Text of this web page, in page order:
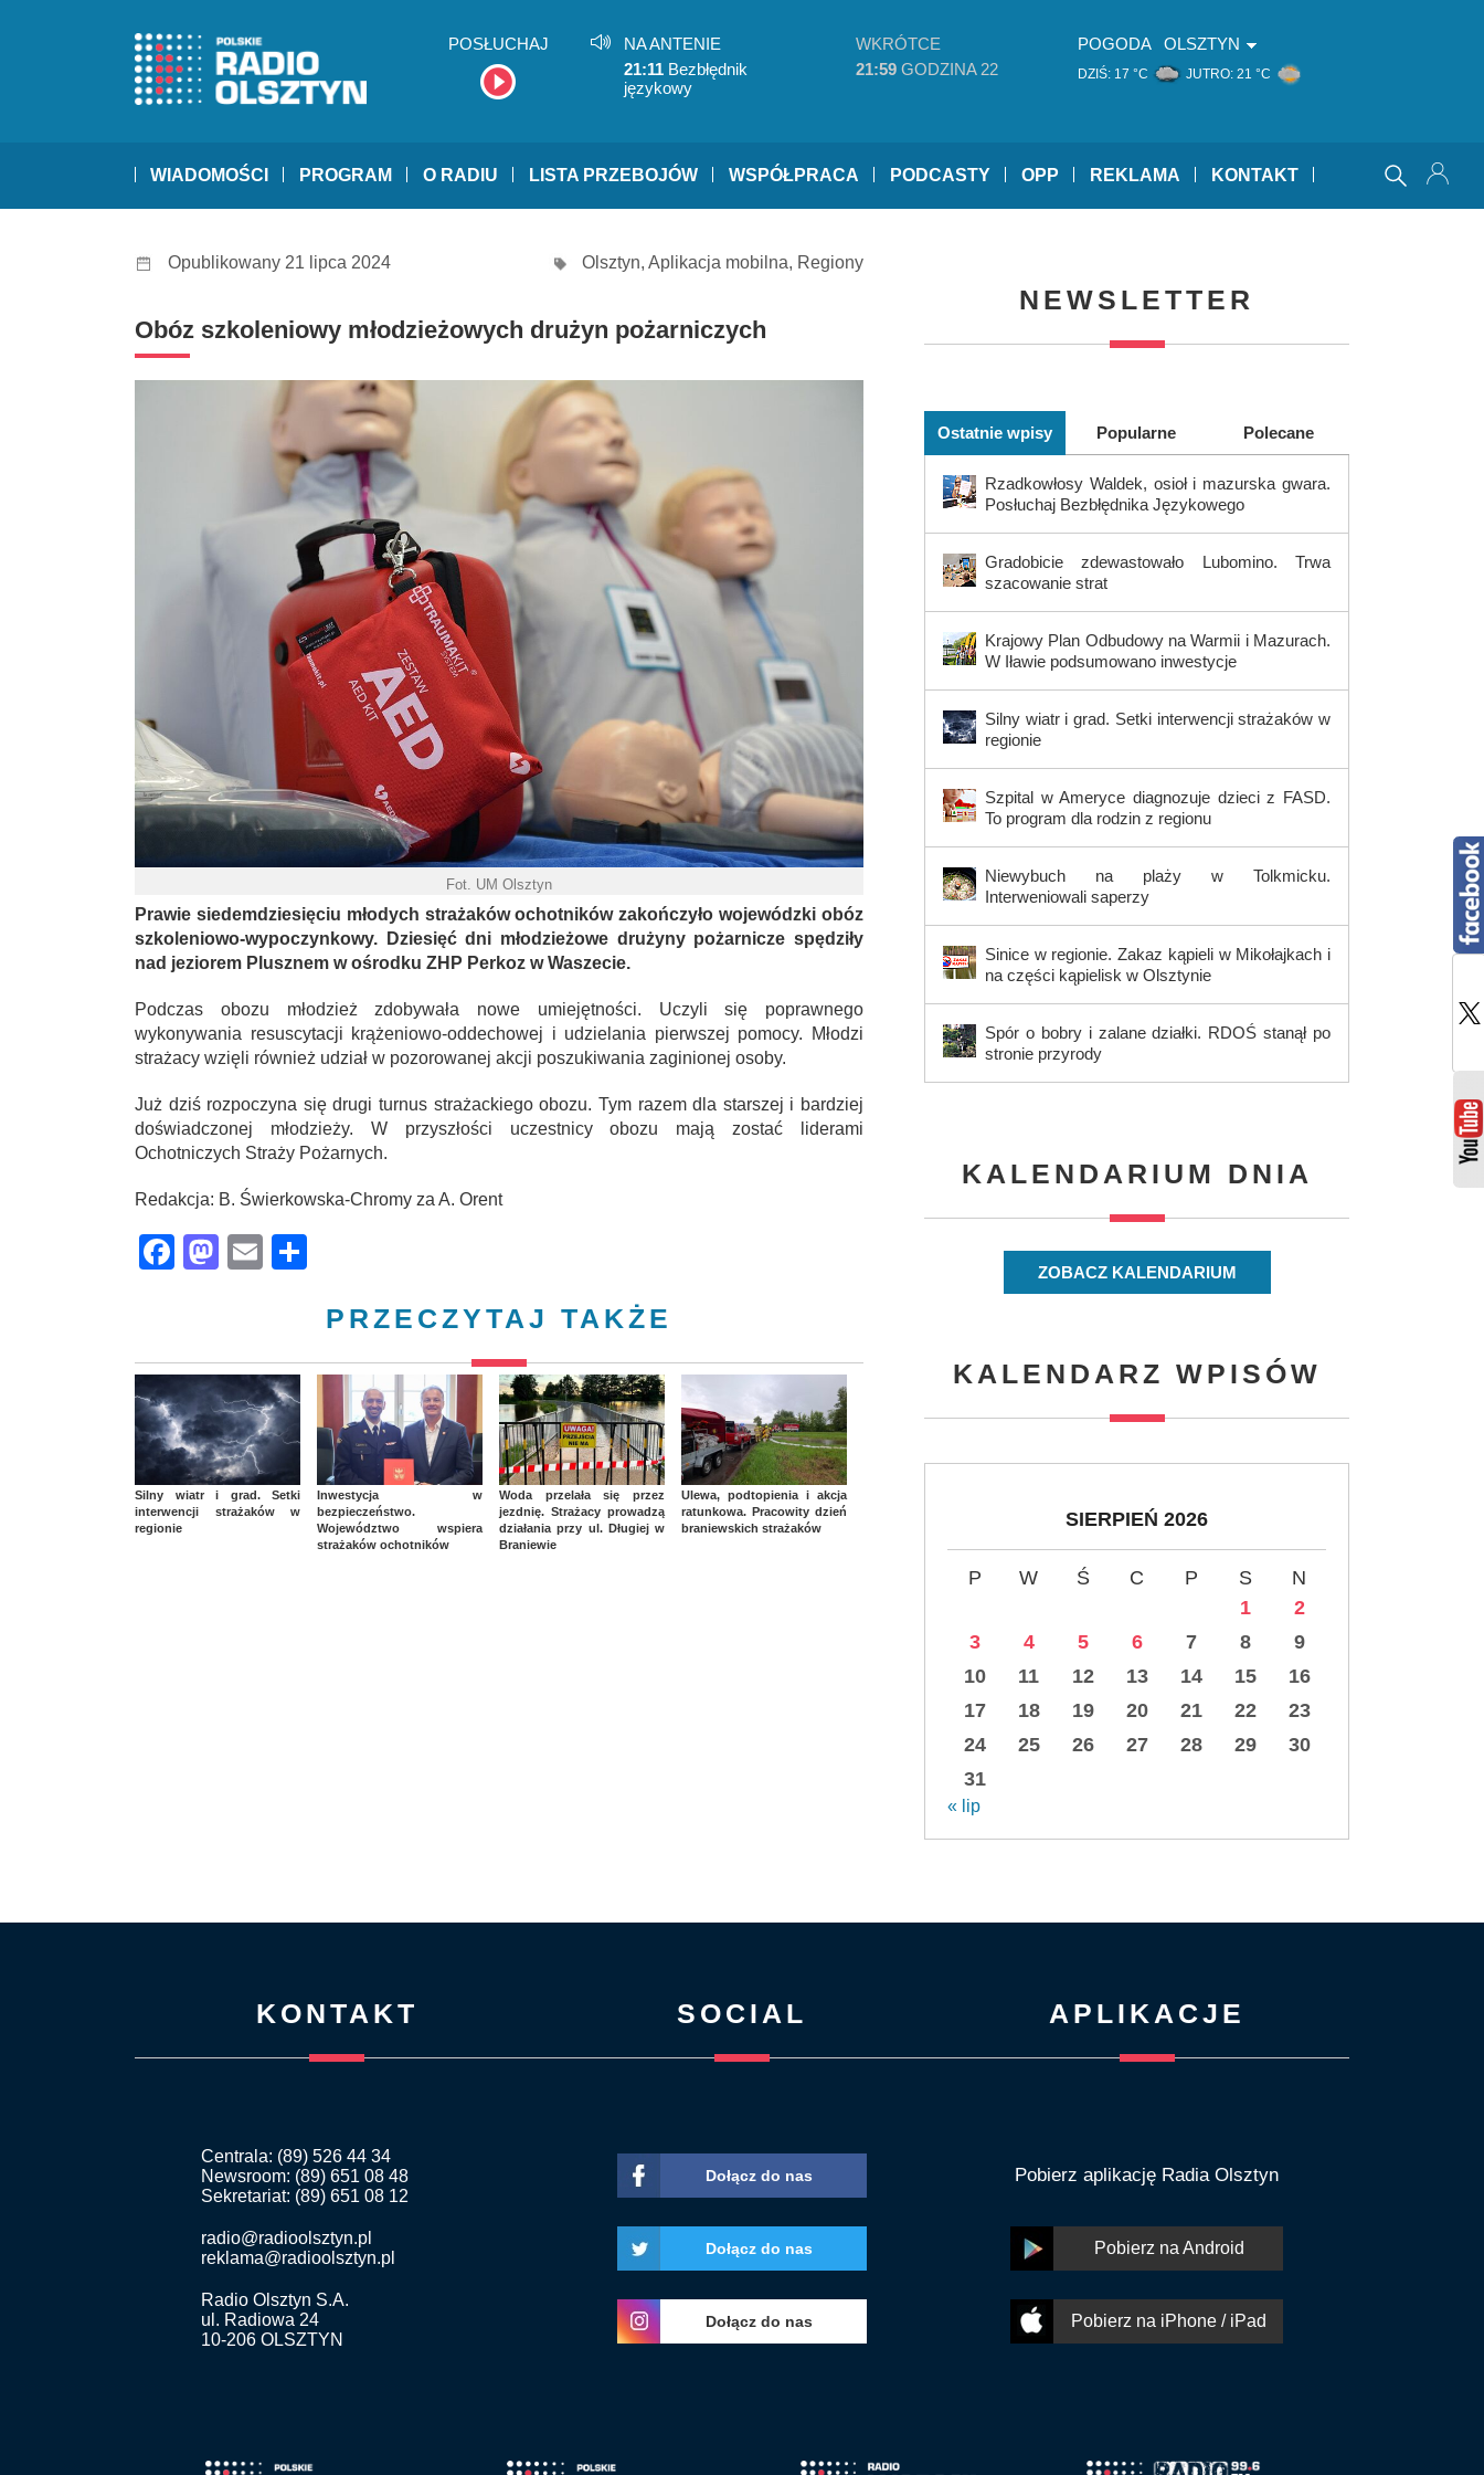
POSŁUCHAJ
NA ANTENIE
21:11 Bezbłędnik
językowy
WKRÓTCE
21:59 GODZINA 22
POGODA OLSZTYN
DZIŚ: 17 °C JUTRO: 21 °C
WIADOMOŚCI PROGRAM O RADIU LISTA PRZEBOJÓW WSPÓŁPRACA PODCASTY OPP REKLAMA KONTAKT
Opublikowany 21 lipca 2024 Olsztyn, Aplikacja mobilna, Regiony
Obóz szkoleniowy młodzieżowych drużyn pożarniczych
Fot. UM Olsztyn
Prawie siedemdziesięciu młodych strażaków ochotników zakończyło wojewódzki obóz
szkoleniowo-wypoczynkowy. Dziesięć dni młodzieżowe drużyny pożarnicze spędziły
nad jeziorem Plusznem w ośrodku ZHP Perkoz w Waszecie.
Podczas obozu młodzież zdobywała nowe umiejętności. Uczyli się poprawnego
wykonywania resuscytacji krążeniowo-oddechowej i udzielania pierwszej pomocy. Młodzi
strażacy wzięli również udział w pozorowanej akcji poszukiwania zaginionej osoby.
Już dziś rozpoczyna się drugi turnus strażackiego obozu. Tym razem dla starszej i bardziej
doświadczonej młodzieży. W przyszłości uczestnicy obozu mają zostać liderami
Ochotniczych Straży Pożarnych.
Redakcja: B. Świerkowska-Chromy za A. Orent
Facebook
Mastodon
Email
PRZECZYTAJ TAKŻE
Silny wiatr i grad. Setki
interwencji strażaków w
regionie
Inwestycja w
bezpieczeństwo.
Województwo wspiera
strażaków ochotników
Woda przelała się przez
jezdnię. Strażacy prowadzą
działania przy ul. Długiej w
Braniewie
Ulewa, podtopienia i akcja
ratunkowa. Pracowity dzień
braniewskich strażaków
NEWSLETTER
Ostatnie wpisy Popularne Polecane
Rzadkowłosy Waldek, osioł i mazurska gwara.
Posłuchaj Bezbłędnika Językowego
Gradobicie zdewastowało Lubomino. Trwa
szacowanie strat
Krajowy Plan Odbudowy na Warmii i Mazurach.
W Iławie podsumowano inwestycje
Silny wiatr i grad. Setki interwencji strażaków w
regionie
Szpital w Ameryce diagnozuje dzieci z FASD.
To program dla rodzin z regionu
Niewybuch na plaży w Tolkmicku.
Interweniowali saperzy
Sinice w regionie. Zakaz kąpieli w Mikołajkach i
na części kąpielisk w Olsztynie
Spór o bobry i zalane działki. RDOŚ stanął po
stronie przyrody
KALENDARIUM DNIA
ZOBACZ KALENDARIUM
KALENDARZ WPISÓW
SIERPIEŃ 2026
P W Ś C P S
N
1
2
3
4 5 6 7 8
9
10
11 12 13 14 15
16
17
18 19 20 21 22
23
24
25 26 27 28 29
30
31
« lip
KONTAKT
Centrala: (89) 526 44 34
Newsroom: (89) 651 08 48
Sekretariat: (89) 651 08 12
radio@radioolsztyn.pl
reklama@radioolsztyn.pl
Radio Olsztyn S.A.
ul. Radiowa 24
10-206 OLSZTYN
SOCIAL
Dołącz do nas
Dołącz do nas
Dołącz do nas
APLIKACJE
Pobierz aplikację Radia Olsztyn
Pobierz na Android
Pobierz na iPhone / iPad